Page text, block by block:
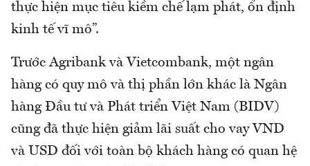
thực hiện mục tiêu kiềm chế lạm phát, ổn định
kinh tế vĩ mô”.
Trước Agribank và Vietcombank, một ngân
hàng có quy mô và thị phần lớn khác là Ngân
hàng Đầu tư và Phát triển Việt Nam (BIDV)
cũng đã thực hiện giảm lãi suất cho vay VND
và USD đối với toàn bộ khách hàng có quan hệ